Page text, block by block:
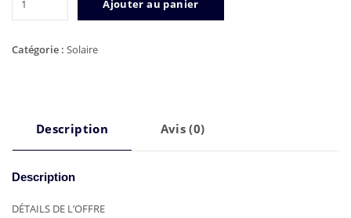
KIT
Ajouter au panier
Catégorie : Solaire
Description Avis (0)
Description
DÉTAILS DE L’OFFRE